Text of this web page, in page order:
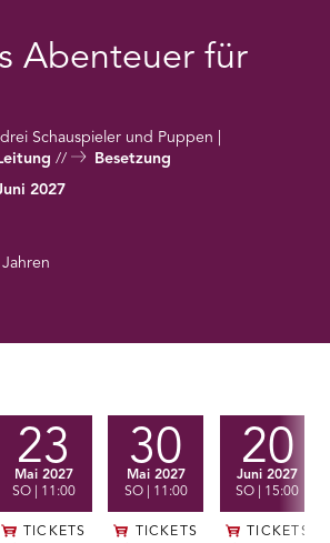
ÖFFNEN
Abenteuer für
Schauspieler und Puppen |
Leitung
Besetzung
2027
23
Mai 2027
SO| 11:00
TICKETS
30
Mai 2027
SO| 11:00
TICKETS
20
Juni 2027
SO | 15:00
TICKETS